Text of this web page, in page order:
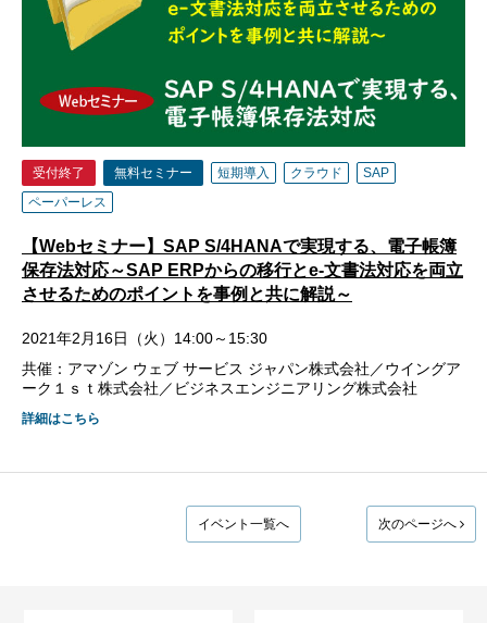
受付終了 無料セミナー 短期導入 クラウド
SAP
ペーパーレス
【Webセミナー】SAP S/4HANAで実現する、電子帳簿
保存法対応～SAP ERPからの移行とe-文書法対応を両立
させるためのポイントを事例と共に解説～
2021年2月16日（火）14:00～15:30
共催：アマゾン ウェブ サービス ジャパン株式会社／ウイングア
ーク１ｓｔ株式会社／ビジネスエンジニアリング株式会社
詳細はこちら
イベント一覧へ 次のページへ